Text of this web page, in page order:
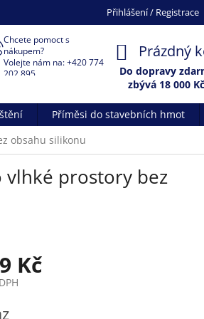
Přihlášení / Registrace
Chcete pomoct s
nákupem?
Volejte nám na: +420 774
202 895
NÁKUPNÍ
KOŠÍK
Prázdný
Do dopravy
zbývá 18 000
Příměsi do stavebních hmot
obsahu silikonu
vlhké prostory bez
Kč